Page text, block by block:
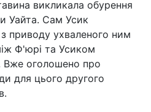
викликала обурення
Уайта. Сам Усик
приводу ухваленого ним
Ф'юрі та Усиком
Вже оголошено про
для цього другого